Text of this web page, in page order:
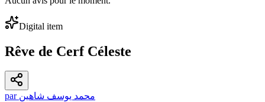
Digital item
Rêve de Cerf Céleste
par محمد يوسف شاهين